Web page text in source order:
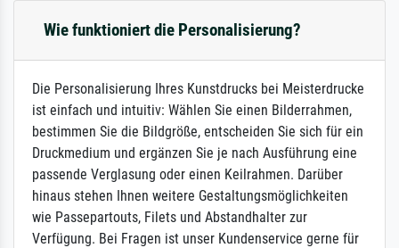
Wie funktioniert die Personalisierung?
Die Personalisierung Ihres Kunstdrucks bei Meisterdrucke
ist einfach und intuitiv: Wählen Sie einen Bilderrahmen,
bestimmen Sie die Bildgröße, entscheiden Sie sich für ein
Druckmedium und ergänzen Sie je nach Ausführung eine
passende Verglasung oder einen Keilrahmen. Darüber
hinaus stehen Ihnen weitere Gestaltungsmöglichkeiten
wie Passepartouts, Filets und Abstandhalter zur
Verfügung. Bei Fragen ist unser Kundenservice gerne für